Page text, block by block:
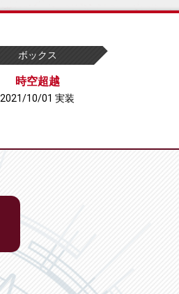
ボックス
時空超越
2021/10/01 実装